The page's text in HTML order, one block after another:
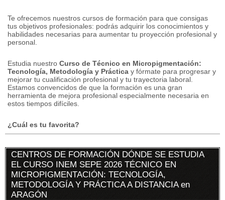
Te ofrecemos nuestros cursos de formación para que consigas
tus objetivos profesionales: podrás adquirir los conocimientos y
habilidades necesarias para aumentar tu proyección profesional y
personal.
Estudia nuestro Curso de Técnico en Micropigmentación:
Tecnología, Metodología y Práctica y fórmate para progresar y
mejorar tu cualificación profesional y tu trayectoria laboral.
Estamos convencidos de que la formación es una gran
herramienta de mejora profesional especialmente necesaria en
estos tiempos difíciles.
¿Cuál es tu favorita?
CENTROS DE FORMACIÓN DÓNDE SE ESTUDIA
EL CURSO INEM SEPE 2026 TÉCNICO EN
MICROPIGMENTACIÓN: TECNOLOGÍA,
METODOLOGÍA Y PRÁCTICA A DISTANCIA en
ARAGÓN